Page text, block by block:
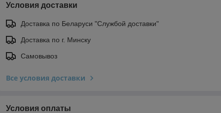
Условия доставки
Доставка по Беларуси "Службой доставки"
Доставка по г. Минску
Самовывоз
Все условия доставки
Условия оплаты